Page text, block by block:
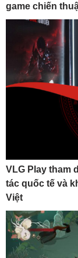
game chiến
VLG Play tham
tác quốc tế và
Việt